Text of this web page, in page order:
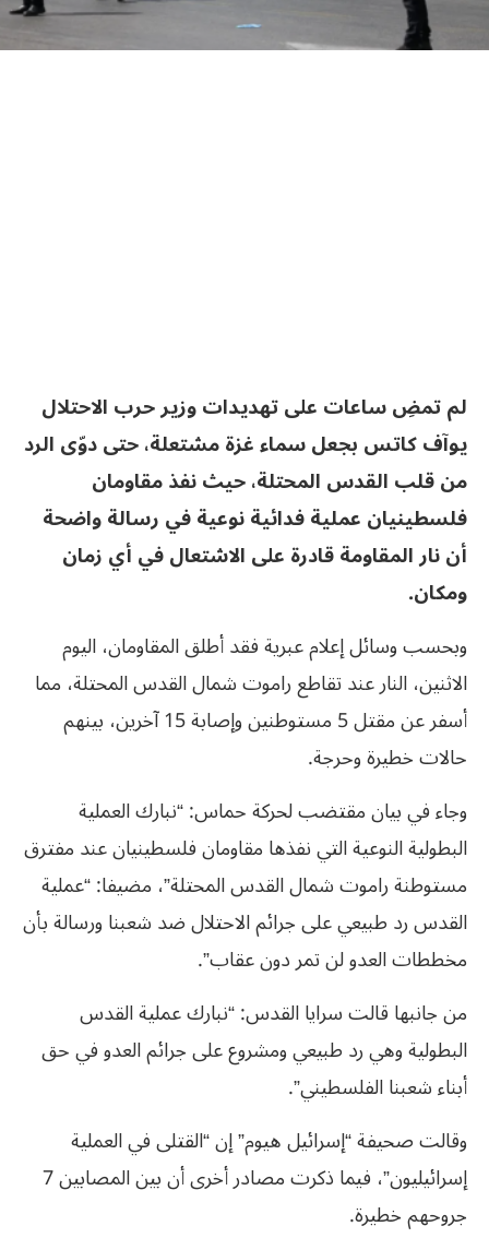
لم تمضِ ساعات على تهديدات وزير حرب الاحتلال
يوآف كاتس بجعل سماء غزة مشتعلة، حتى دوّى الرد
من قلب القدس المحتلة، حيث نفذ مقاومان
فلسطينيان عملية فدائية نوعية في رسالة واضحة
أن نار المقاومة قادرة على الاشتعال في أي زمان
ومكان.
وبحسب وسائل إعلام عبرية فقد أطلق المقاومان، اليوم
الاثنين، النار عند تقاطع راموت شمال القدس المحتلة، مما
أسفر عن مقتل 5 مستوطنين وإصابة 15 آخرين، بينهم
حالات خطيرة وحرجة.
وجاء في بيان مقتضب لحركة حماس: “نبارك العملية
البطولية النوعية التي نفذها مقاومان فلسطينيان عند مفترق
مستوطنة راموت شمال القدس المحتلة”، مضيفا: “عملية
القدس رد طبيعي على جرائم الاحتلال ضد شعبنا ورسالة بأن
مخططات العدو لن تمر دون عقاب”.
من جانبها قالت سرايا القدس: “نبارك عملية القدس
البطولية وهي رد طبيعي ومشروع على جرائم العدو في حق
أبناء شعبنا الفلسطيني”.
وقالت صحيفة “إسرائيل هيوم” إن “القتلى في العملية
إسرائيليون”، فيما ذكرت مصادر أخرى أن بين المصابين 7
جروحهم خطيرة.